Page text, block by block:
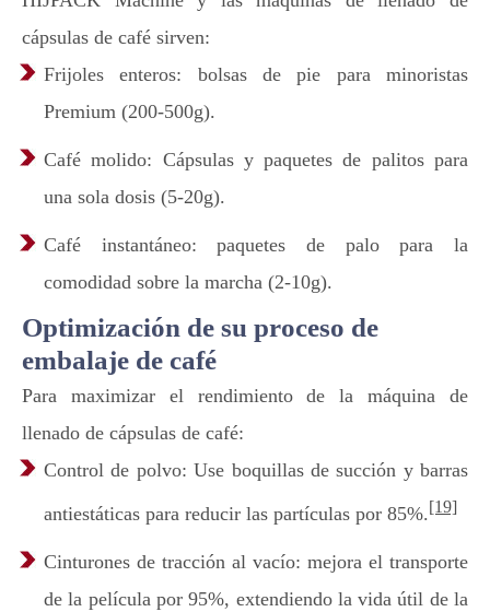
cápsulas de café sirven:
Frijoles enteros: bolsas de pie para minoristas
Premium (200-500g).
Café molido: Cápsulas y paquetes de palitos para
una sola dosis (5-20g).
Café instantáneo: paquetes de palo para la
comodidad sobre la marcha (2-10g).
Optimización de su proceso de
embalaje de café
Para maximizar el rendimiento de la máquina de
llenado de cápsulas de café:
Control de polvo: Use boquillas de succión y barras
antiestáticas para reducir las partículas por 85%.[19]
Cinturones de tracción al vacío: mejora el transporte
de la película por 95%, extendiendo la vida útil de la